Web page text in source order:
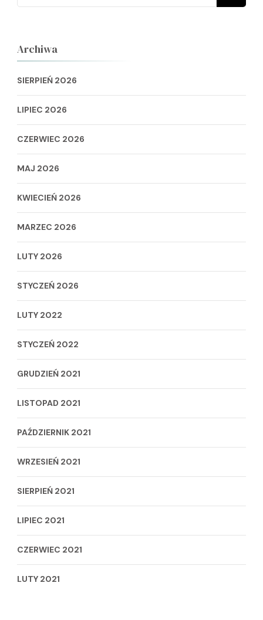
Archiwa
SIERPIEŃ 2026
LIPIEC 2026
CZERWIEC 2026
MAJ 2026
KWIECIEŃ 2026
MARZEC 2026
LUTY 2026
STYCZEŃ 2026
LUTY 2022
STYCZEŃ 2022
GRUDZIEŃ 2021
LISTOPAD 2021
PAŹDZIERNIK 2021
WRZESIEŃ 2021
SIERPIEŃ 2021
LIPIEC 2021
CZERWIEC 2021
LUTY 2021